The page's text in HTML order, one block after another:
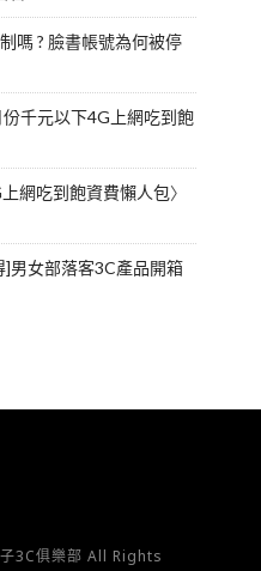
嗎 ? 臉書帳號為何被停
份千元以下4G上網吃到飽
網吃到飽資費懶人包〉
]男女部落客3C產品開箱
3C俱樂部 All Rights